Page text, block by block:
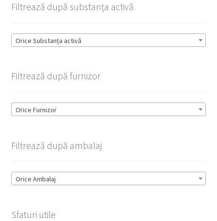
Filtrează după substanța activă
Orice Substanța activă
Filtrează după furnizor
Orice Furnizor
Filtrează după ambalaj
Orice Ambalaj
Sfaturi utile